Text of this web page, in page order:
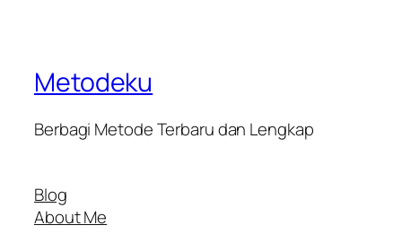
Metodeku
Berbagi Metode Terbaru dan Lengkap
Blog
About Me